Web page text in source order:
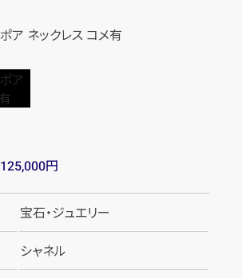
125,000円
宝石・ジュエリー
シャネル